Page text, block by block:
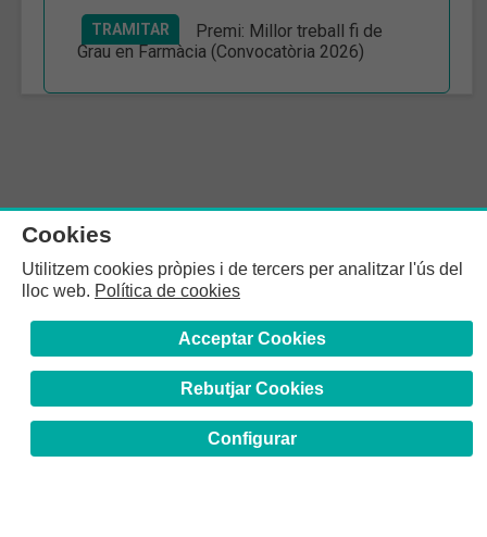
TRAMITAR
Premi: Millor treball fi de
Grau en Farmàcia (Convocatòria 2026)
Cookies
Utilitzem cookies pròpies i de tercers per analitzar l'ús del
lloc web. Política de cookies
Acceptar Cookies
Rebutjar Cookies
Configurar